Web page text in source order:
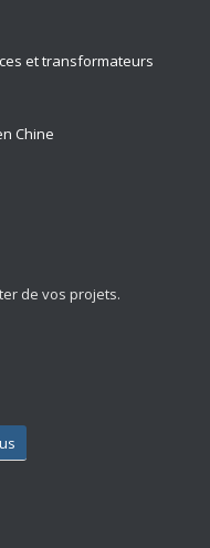
et transformateurs
Chine
de vos projets.